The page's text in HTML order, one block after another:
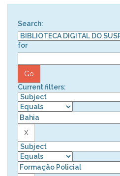
Search:
for
Current filters: